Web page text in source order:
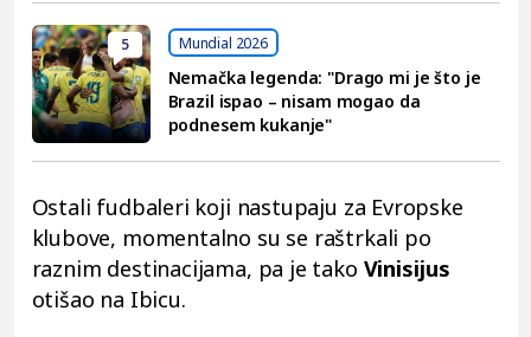
5 Mundial 2026
Nemačka legenda: "Drago mi je što je
Brazil ispao – nisam mogao da
podnesem kukanje"
Ostali fudbaleri koji nastupaju za Evropske
klubove, momentalno su se raštrkali po
raznim destinacijama, pa je tako Vinisijus
otišao na Ibicu.